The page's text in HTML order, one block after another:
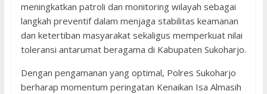
meningkatkan patroli dan monitoring wilayah sebagai
langkah preventif dalam menjaga stabilitas keamanan
dan ketertiban masyarakat sekaligus memperkuat nilai
toleransi antarumat beragama di Kabupaten Sukoharjo.
Dengan pengamanan yang optimal, Polres Sukoharjo
berharap momentum peringatan Kenaikan Isa Almasih